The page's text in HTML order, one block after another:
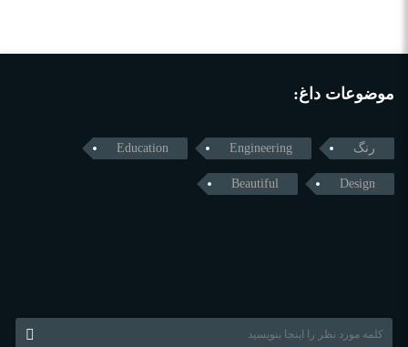
موضوعات داغ:
رنگ Engineering
Education
Design
Beautiful